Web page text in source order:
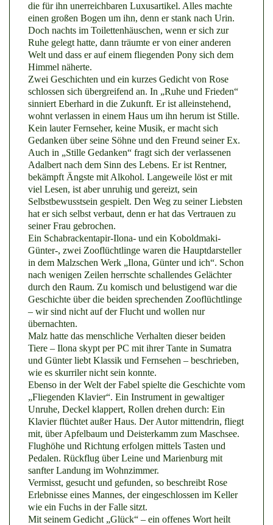
die für ihn unerreichbaren Luxusartikel. Alles machte
einen großen Bogen um ihn, denn er stank nach Urin.
Doch nachts im Toilettenhäuschen, wenn er sich zur
Ruhe gelegt hatte, dann träumte er von einer anderen
Welt und dass er auf einem fliegenden Pony sich dem
Himmel näherte.
Zwei Geschichten und ein kurzes Gedicht von Rose
schlossen sich übergreifend an. In „Ruhe und Frieden“
sinniert Eberhard in die Zukunft. Er ist alleinstehend,
wohnt verlassen in einem Haus um ihn herum ist Stille.
Kein lauter Fernseher, keine Musik, er macht sich
Gedanken über seine Söhne und den Freund seiner Ex.
Auch in „Stille Gedanken“ fragt sich der verlassenen
Adalbert nach dem Sinn des Lebens. Er ist Rentner,
bekämpft Ängste mit Alkohol. Langeweile löst er mit
viel Lesen, ist aber unruhig und gereizt, sein
Selbstbewusstsein gespielt. Den Weg zu seiner Liebsten
hat er sich selbst verbaut, denn er hat das Vertrauen zu
seiner Frau gebrochen.
Ein Schabrackentapir-Ilona- und ein Koboldmaki-
Günter-, zwei Zooflüchtlinge waren die Hauptdarsteller
in dem Malzschen Werk „Ilona, Günter und ich“. Schon
nach wenigen Zeilen herrschte schallendes Gelächter
durch den Raum. Zu komisch und belustigend war die
Geschichte über die beiden sprechenden Zooflüchtlinge
– wir sind nicht auf der Flucht und wollen nur
übernachten.
Malz hatte das menschliche Verhalten dieser beiden
Tiere – Ilona skypt per PC mit ihrer Tante in Sumatra
und Günter liebt Klassik und Fernsehen – beschrieben,
wie es skurriler nicht sein konnte.
Ebenso in der Welt der Fabel spielte die Geschichte vom
„Fliegenden Klavier“. Ein Instrument in gewaltiger
Unruhe, Deckel klappert, Rollen drehen durch: Ein
Klavier flüchtet außer Haus. Der Autor mittendrin, fliegt
mit, über Apfelbaum und Deisterkamm zum Maschsee.
Flughöhe und Richtung erfolgen mittels Tasten und
Pedalen. Rückflug über Leine und Marienburg mit
sanfter Landung im Wohnzimmer.
Vermisst, gesucht und gefunden, so beschreibt Rose
Erlebnisse eines Mannes, der eingeschlossen im Keller
wie ein Fuchs in der Falle sitzt.
Mit seinem Gedicht „Glück“ – ein offenes Wort heilt